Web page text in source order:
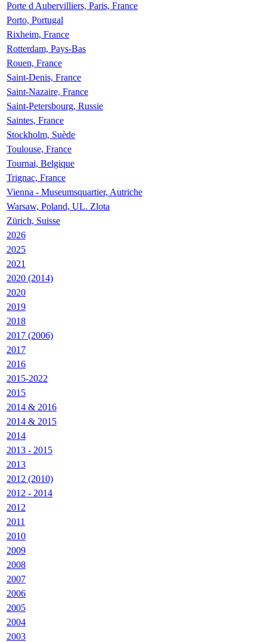
Porte d Aubervilliers, Paris, France
Porto, Portugal
Rixheim, France
Rotterdam, Pays-Bas
Rouen, France
Saint-Denis, France
Saint-Nazaire, France
Saint-Petersbourg, Russie
Saintes, France
Stockholm, Suède
Toulouse, France
Tournai, Belgique
Trignac, France
Vienna - Museumsquartier, Autriche
Warsaw, Poland, UL. Zlota
Zürich, Suisse
2026
2025
2021
2020 (2014)
2020
2019
2018
2017 (2006)
2017
2016
2015-2022
2015
2014 & 2016
2014 & 2015
2014
2013 - 2015
2013
2012 (2010)
2012 - 2014
2012
2011
2010
2009
2008
2007
2006
2005
2004
2003